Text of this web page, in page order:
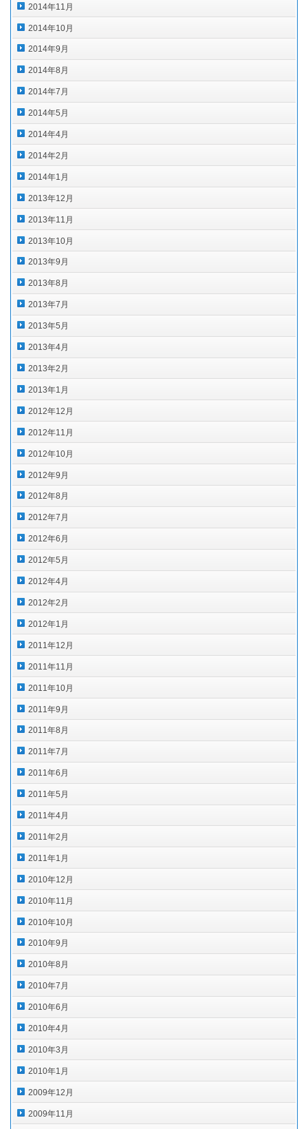
2014年11月
2014年10月
2014年9月
2014年8月
2014年7月
2014年5月
2014年4月
2014年2月
2014年1月
2013年12月
2013年11月
2013年10月
2013年9月
2013年8月
2013年7月
2013年5月
2013年4月
2013年2月
2013年1月
2012年12月
2012年11月
2012年10月
2012年9月
2012年8月
2012年7月
2012年6月
2012年5月
2012年4月
2012年2月
2012年1月
2011年12月
2011年11月
2011年10月
2011年9月
2011年8月
2011年7月
2011年6月
2011年5月
2011年4月
2011年2月
2011年1月
2010年12月
2010年11月
2010年10月
2010年9月
2010年8月
2010年7月
2010年6月
2010年4月
2010年3月
2010年1月
2009年12月
2009年11月